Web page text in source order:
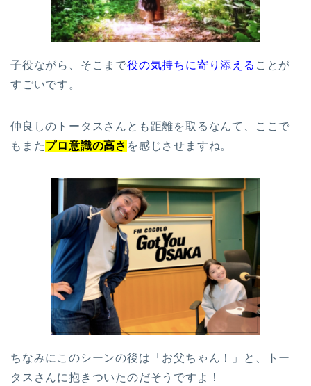
子役ながら、そこまで役の気持ちに寄り添える ことが
すごいです。
仲良しのトータスさんとも距離を取るなんて、ここで
もまたプロ意識の高さ を感じさせますね。
ちなみにこのシーンの後は「お父ちゃん！」と、トー
タスさんに抱きついたのだそうですよ！